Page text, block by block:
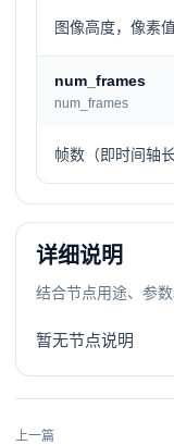
图像高度，像素
num_frames
num_frames
帧数（即时间轴长
详细说明
结合节点用途、参
暂无节点说明
上一篇